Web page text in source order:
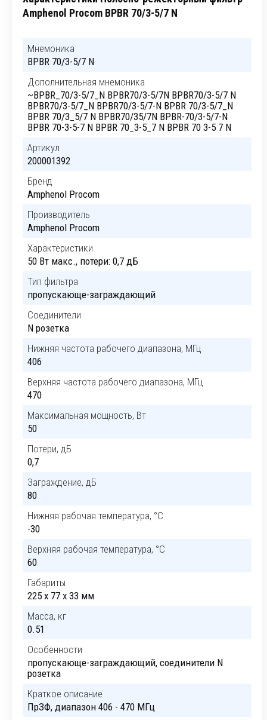
Amphenol Procom BPBR 70/3-5/7 N
Мнемоника
BPBR 70/3-5/7 N
Дополнительная мнемоника
~BPBR_70/3-5/7_N BPBR70/3-5/7N BPBR70/3-5/7 N
BPBR70/3-5/7_N BPBR70/3-5/7-N BPBR 70/3-5/7_N
BPBR 70/3_5/7 N BPBR70/35/7N BPBR-70/3-5/7-N
BPBR 70-3-5-7 N BPBR 70_3-5_7 N BPBR 70 3-5 7 N
Артикул
200001392
Бренд
Amphenol Procom
Производитель
Amphenol Procom
Характеристики
50 Вт макс., потери: 0,7 дБ
Тип фильтра
пропускающе-заграждающий
Соединители
N розетка
Нижняя частота рабочего диапазона, МГц
406
Верхняя частота рабочего диапазона, МГц
470
Максимальная мощность, Вт
50
Потери, дБ
0,7
Заграждение, дБ
80
Нижняя рабочая температура, °C
-30
Верхняя рабочая температура, °C
60
Габариты
225 x 77 x 33 мм
Масса, кг
0.51
Особенности
пропускающе-заграждающий, соединители N
розетка
Краткое описание
ПрЗФ, диапазон 406 - 470 МГц